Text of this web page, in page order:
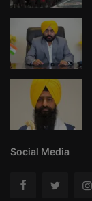
Social Media